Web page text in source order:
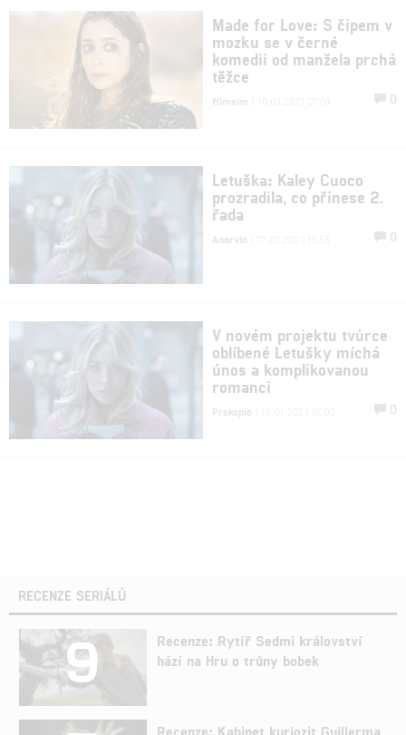
Made for Love: S čipem v
mozku se v černé
komedii od manžela prchá
těžce
filmsim 0
Letuška: Kaley Cuoco
prozradila, co přinese 2.
řada
Anarvin 0
V novém projektu tvůrce
oblíbené Letušky míchá
únos a komplikovanou
romanci
Prokopio 0
RECENZE SERIÁLŮ
9
Recenze: Rytíř Sedmi království
hází na Hru o trůny bobek
Recenze: Kabinet kuriozit Guillerma